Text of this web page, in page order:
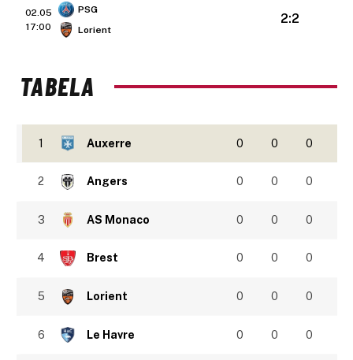
02.05
17:00
PSG
Lorient
2:2
TABELA
1 Auxerre 0 0 0
2 Angers 0 0 0
3 AS Monaco 0 0 0
4 Brest 0 0 0
5 Lorient 0 0 0
6 Le Havre 0 0 0